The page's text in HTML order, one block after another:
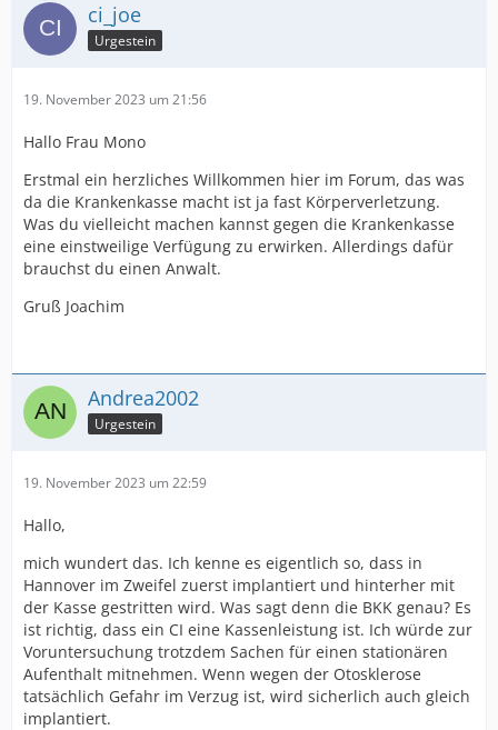
ci_joe
Urgestein
19. November 2023 um 21:56
Hallo Frau Mono
Erstmal ein herzliches Willkommen hier im Forum, das was
da die Krankenkasse macht ist ja fast Körperverletzung.
Was du vielleicht machen kannst gegen die Krankenkasse
eine einstweilige Verfügung zu erwirken. Allerdings dafür
brauchst du einen Anwalt.
Gruß Joachim
Andrea2002
Urgestein
19. November 2023 um 22:59
Hallo,
mich wundert das. Ich kenne es eigentlich so, dass in
Hannover im Zweifel zuerst implantiert und hinterher mit
der Kasse gestritten wird. Was sagt denn die BKK genau? Es
ist richtig, dass ein CI eine Kassenleistung ist. Ich würde zur
Voruntersuchung trotzdem Sachen für einen stationären
Aufenthalt mitnehmen. Wenn wegen der Otosklerose
tatsächlich Gefahr im Verzug ist, wird sicherlich auch gleich
implantiert.